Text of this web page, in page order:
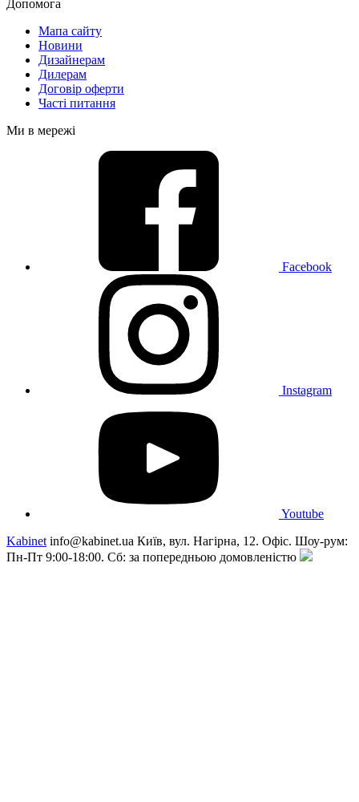
Допомога
Мапа сайту
Новини
Дизайнерам
Дилерам
Договір оферти
Часті питання
Ми в мережі
Facebook
Instagram
Youtube
Kabinet info@kabinet.ua Київ, вул. Нагірна, 12. Офіс. Шоу-рум:
Пн-Пт 9:00-18:00. Сб: за попередньою домовленістю